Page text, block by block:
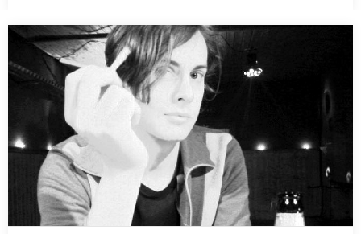
News: Vernissagen, Lesungen & Klanginstallationen
seit gestern gibt es „klein stadt GROSS – Schampus gibt’s
woanders“. der sampler präsentiert 18 greifswalder…